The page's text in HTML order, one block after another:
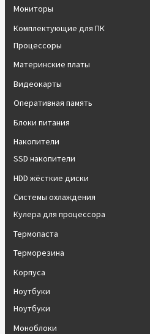
Мониторы
Комплектующие для ПК
Процессоры
Материнские платы
Видеокарты
Оперативная память
Блоки питания
Накопители
SSD накопители
HDD жёсткие диски
Системы охлаждения
Кулера для процессора
Термопаста
Терморезина
Корпуса
Ноутбуки
Ноутбуки
Моноблоки